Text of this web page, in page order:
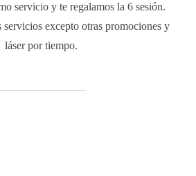
servicio y te regalamos la 6 sesión.
excepto otras promociones y
láser por tiempo.